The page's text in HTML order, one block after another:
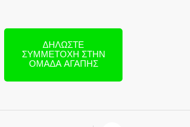
ΔΗΛΏΣΤΕ
ΣΥΜΜΕΤΟΧΉ ΣΤΗΝ
ΟΜΆΔΑ ΑΓΆΠΗΣ